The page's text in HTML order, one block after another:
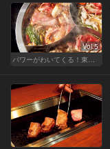
Vol.5
パワーがわいてくる！東京のおすすめ火鍋